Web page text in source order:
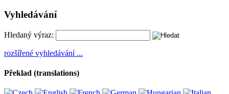
Vyhledávání
Hledaný výraz:
rozšířené vyhledávání ...
Překlad (translations)